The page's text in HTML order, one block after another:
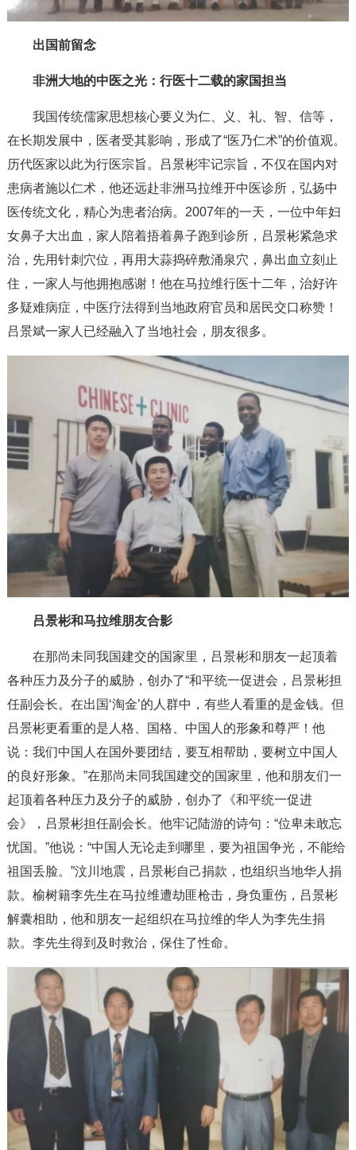
出国前留念
非洲大地的中医之光：行医十二载的家国担当
我国传统儒家思想核心要义为仁、义、礼、智、信等，
在长期发展中，医者受其影响，形成了“医乃仁术”的价值观。
历代医家以此为行医宗旨。吕景彬牢记宗旨，不仅在国内对
患病者施以仁术，他还远赴非洲马拉维开中医诊所，弘扬中
医传统文化，精心为患者治病。2007年的一天，一位中年妇
女鼻子大出血，家人陪着捂着鼻子跑到诊所，吕景彬紧急求
治，先用针刺穴位，再用大蒜捣碎敷涌泉穴，鼻出血立刻止
住，一家人与他拥抱感谢！他在马拉维行医十二年，治好许
多疑难病症，中医疗法得到当地政府官员和居民交口称赞！
吕景斌一家人已经融入了当地社会，朋友很多。
吕景彬和马拉维朋友合影
在那尚未同我国建交的国家里，吕景彬和朋友一起顶着
各种压力及分子的威胁，创办了“和平统一促进会，吕景彬担
任副会长。在出国‘淘金’的人群中，有些人看重的是金钱。但
吕景彬更看重的是人格、国格、中国人的形象和尊严！他
说：我们中国人在国外要团结，要互相帮助，要树立中国人
的良好形象。”在那尚未同我国建交的国家里，他和朋友们一
起顶着各种压力及分子的威胁，创办了《和平统一促进
会》，吕景彬担任副会长。他牢记陆游的诗句：“位卑未敢忘
忧国。”他说：“中国人无论走到哪里，要为祖国争光，不能给
祖国丢脸。”汶川地震，吕景彬自己捐款，也组织当地华人捐
款。榆树籍李先生在马拉维遭劫匪枪击，身负重伤，吕景彬
解囊相助，他和朋友一起组织在马拉维的华人为李先生捐
款。李先生得到及时救治，保住了性命。